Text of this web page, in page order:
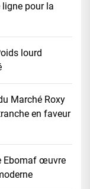
ligne pour la
lourd
Marché Roxy
en faveur
Ebomaf œuvre